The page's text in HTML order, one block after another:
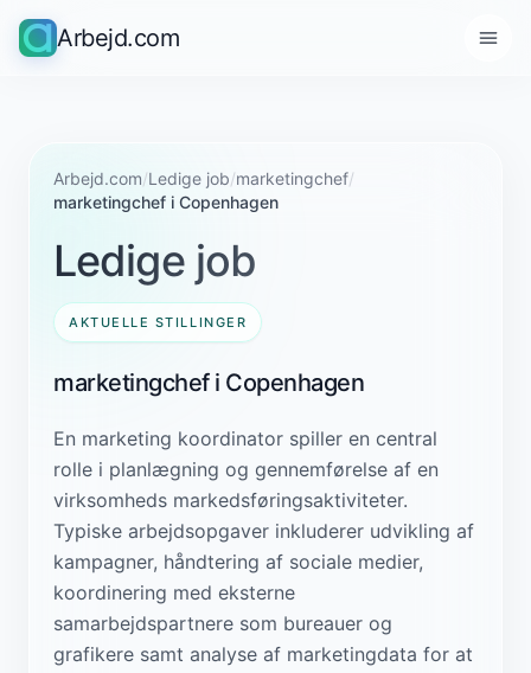
Arbejd.com
Arbejd.com/Ledige job/marketingchef/
marketingchef i Copenhagen
Ledige job
AKTUELLE STILLINGER
marketingchef i Copenhagen
En marketing koordinator spiller en central
rolle i planlægning og gennemførelse af en
virksomheds markedsføringsaktiviteter.
Typiske arbejdsopgaver inkluderer udvikling af
kampagner, håndtering af sociale medier,
koordinering med eksterne
samarbejdspartnere som bureauer og
grafikere samt analyse af marketingdata for at